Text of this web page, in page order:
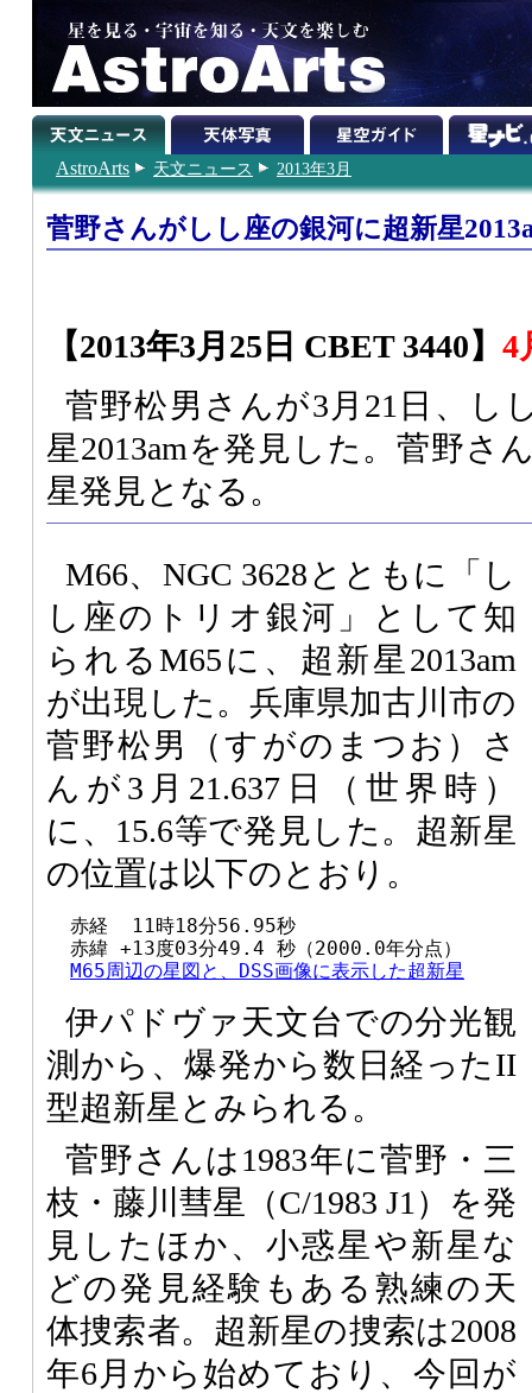
AstroArts 天文ニュース 2013年3月
菅野さんがしし座の銀河に超新星
【2013年3月25日 CBET 3440】 4
菅野松男さんが3月21日、し
星2013amを発見した。菅野さ
星発見となる。
M66、NGC 3628とともに「し
し座のトリオ銀河」として知
られるM65に、超新星2013am
が出現した。兵庫県加古川市の
菅野松男（すがのまつお）さ
んが3月21.637日（世界時）
に、15.6等で発見した。超新星
の位置は以下のとおり。
  赤経  11時18分56.95秒
  赤緯 +13度03分49.4 秒（2000.0年分点）
M65周辺の星図と、DSS画像に表示した超新星
伊パドヴァ天文台での分光観
測から、爆発から数日経ったII
型超新星とみられる。
菅野さんは1983年に菅野・三
枝・藤川彗星（C/1983 J1）を発
見したほか、小惑星や新星な
どの発見経験もある熟練の天
体捜索者。超新星の捜索は2008
年6月から始めており、今回が